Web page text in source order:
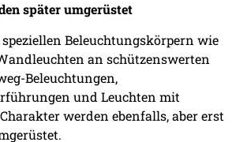
später umgerüstet
Beleuchtungskörpern wie
an schützenswerten
Beleuchtungen,
und Leuchten mit
werden ebenfalls, aber erst